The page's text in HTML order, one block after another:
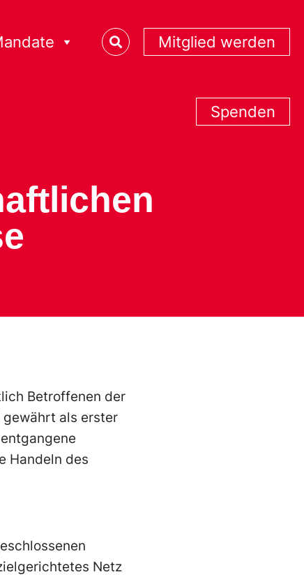
Mitglied werden
Spenden
Betroffenen der
gewährt als erster
Handeln des
Netz